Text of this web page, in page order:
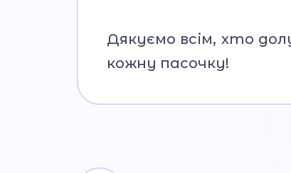
Дякуємо всім, хто
кожну пасочку!